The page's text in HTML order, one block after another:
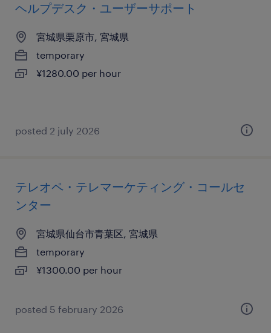
ヘルプデスク・ユーザーサポート
宮城県栗原市, 宮城県
temporary
¥1280.00 per hour
posted 2 july 2026
テレオペ・テレマーケティング・コールセ
ンター
宮城県仙台市青葉区, 宮城県
temporary
¥1300.00 per hour
posted 5 february 2026